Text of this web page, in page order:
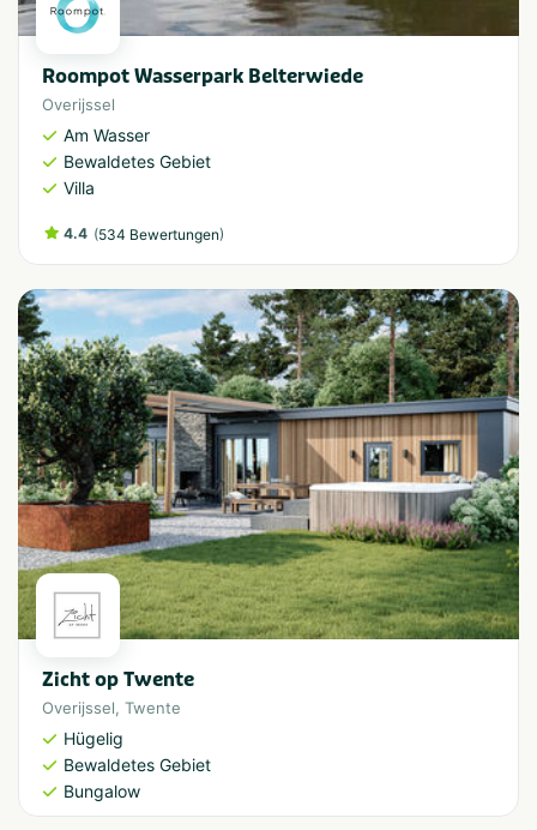
Roompot Wasserpark Belterwiede
Overijssel
Am Wasser
Bewaldetes Gebiet
Villa
4.4 (534 Bewertungen)
Zicht op Twente
Overijssel, Twente
Hügelig
Bewaldetes Gebiet
Bungalow